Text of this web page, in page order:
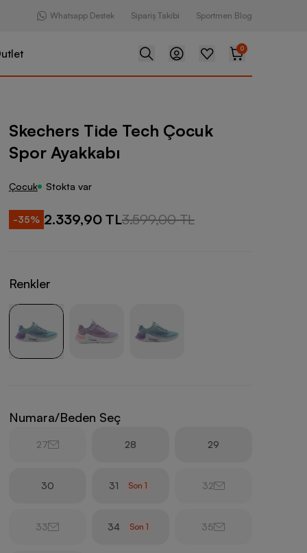
Whatsapp Destek Sipariş Takibi Sportmen Blog
0
Tech Çocuk Spor Ayakkabı
Skechers Tide Tech Çocuk
Spor Ayakkabı
Çocuk Stokta var
-35% 2.339,90 TL3.599,00 TL
Renkler
Numara/Beden Seç
27 28 29
30 31 Son1 32
33 34 Son1 35